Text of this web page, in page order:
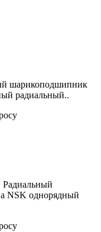
шарикоподшипник
радиальный..
NSK однорядный